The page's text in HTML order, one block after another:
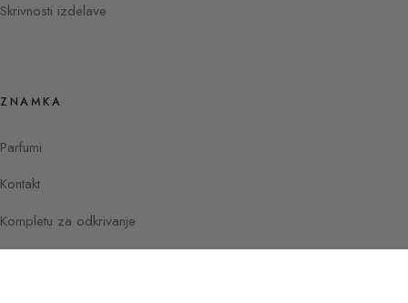
Skrivnosti izdelave
ZNAMKA
Parfumi
Kontakt
Kompletu za odkrivanje